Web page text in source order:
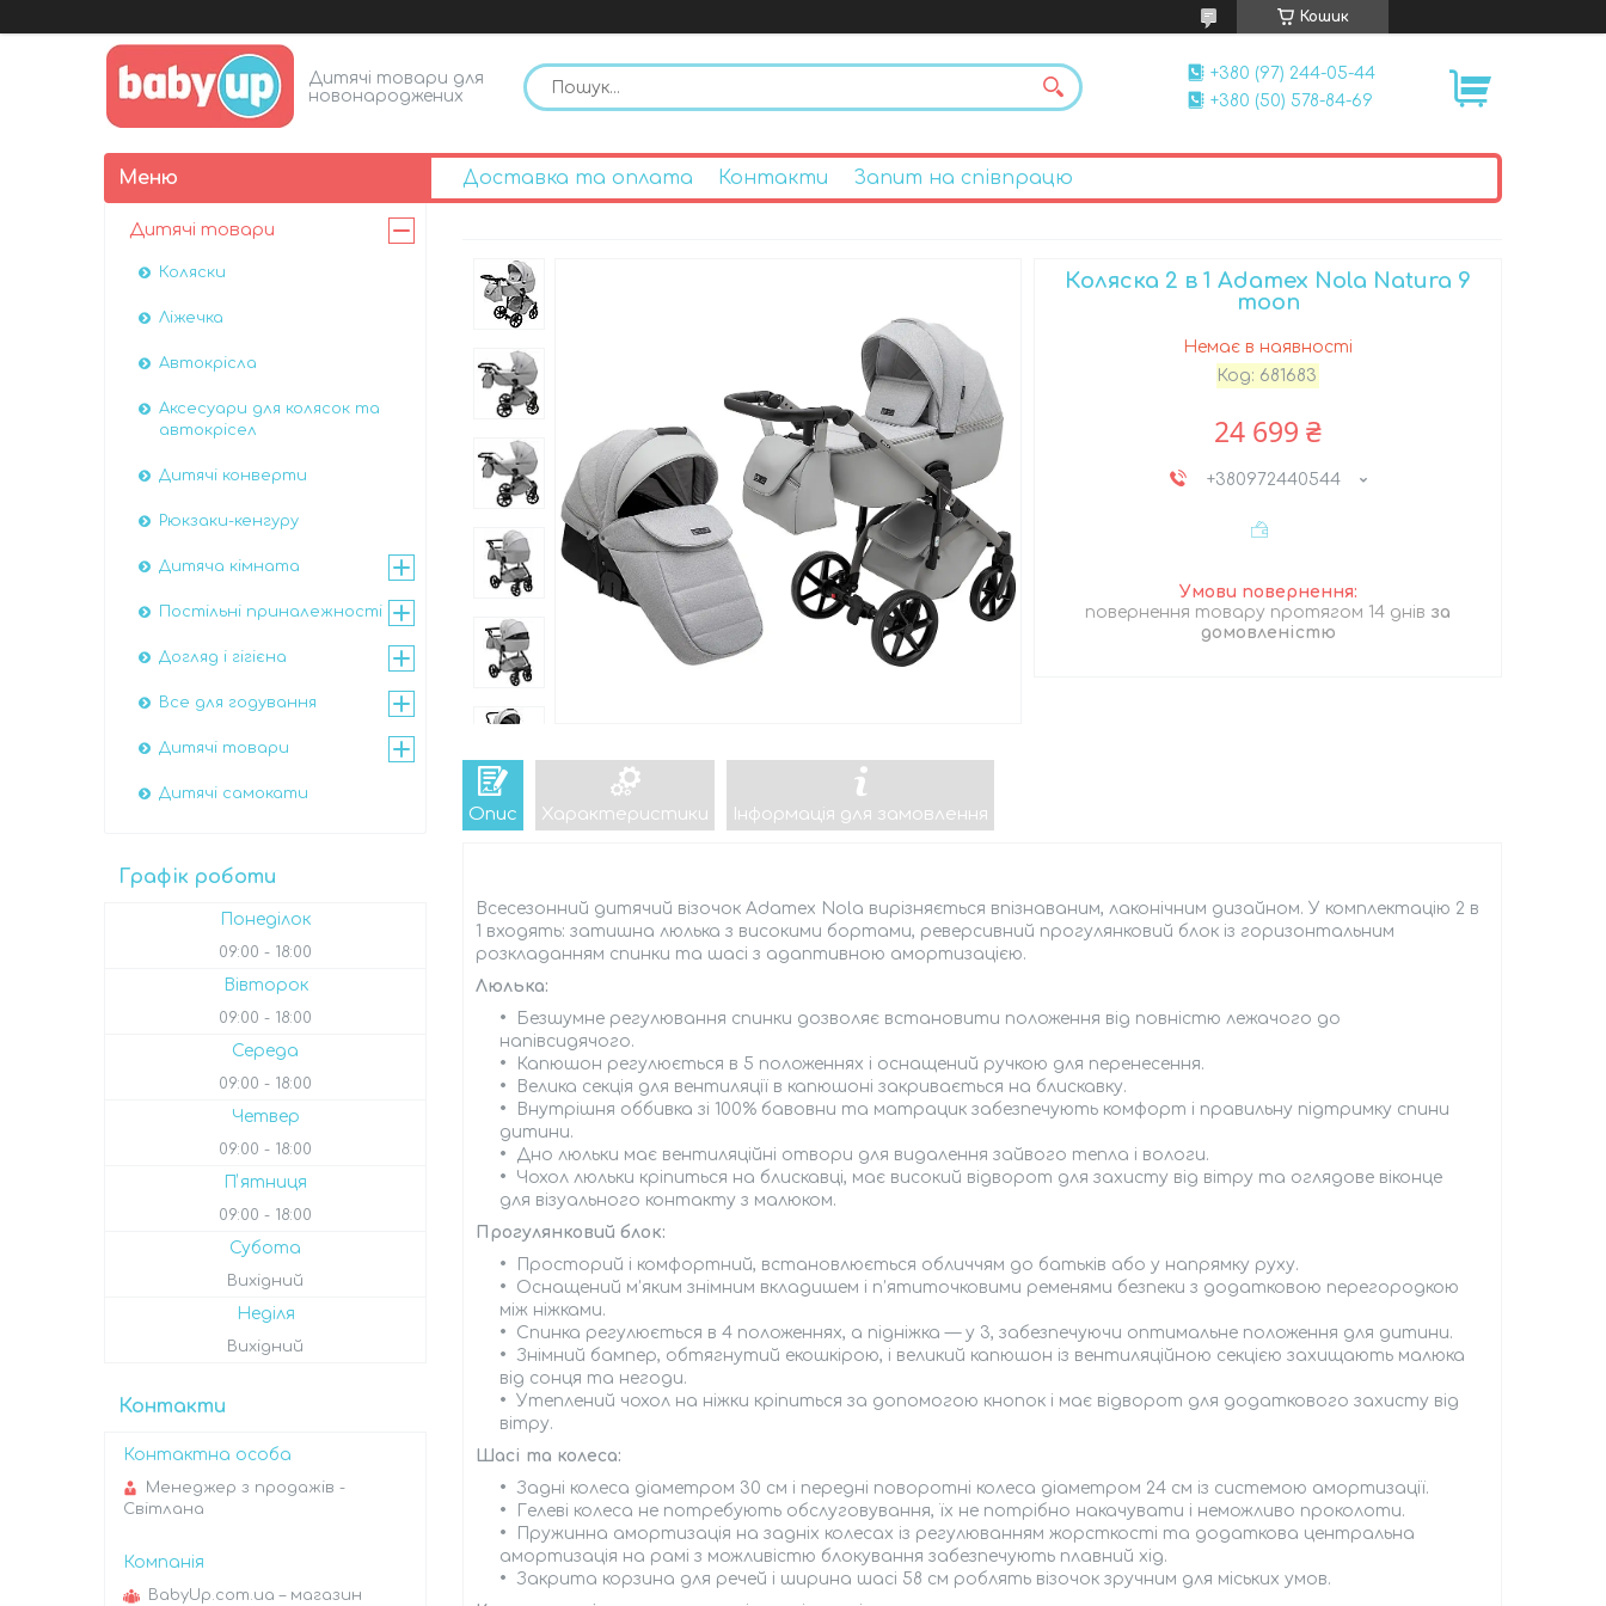
Кошик
Дитячі товари для
новонароджених
+380 (97) 244-05-44
+380 (50) 578-84-69
Доставка та оплата Контакти Запит на співпрацю
Коляска 2 в 1 Adamex Nola Natura 9
moon
Немає в наявності
Код: 681683
24 699 ₴
+380972440544
повернення товару протягом 14 днів за
домовленістю
Опис Характеристики Інформація для замовлення
Всесезонний дитячий візочок Adamex Nola вирізняється впізнаваним, лаконічним дизайном. У комплектацію 2 в
1 входять: затишна люлька з високими бортами, реверсивний прогулянковий блок із горизонтальним
розкладанням спинки та шасі з адаптивною амортизацією.
Люлька:
Безшумне регулювання спинки дозволяє встановити положення від повністю лежачого до
напівсидячого.
Капюшон регулюється в 5 положеннях і оснащений ручкою для перенесення.
Велика секція для вентиляції в капюшоні закривається на блискавку.
Внутрішня оббивка зі 100% бавовни та матрацик забезпечують комфорт і правильну підтримку спини
дитини.
Дно люльки має вентиляційні отвори для видалення зайвого тепла і вологи.
Чохол люльки кріпиться на блискавці, має високий відворот для захисту від вітру та оглядове віконце
для візуального контакту з малюком.
Прогулянковий блок:
Просторий і комфортний, встановлюється обличчям до батьків або у напрямку руху.
Оснащений м’яким знімним вкладишем і п’ятиточковими ременями безпеки з додатковою перегородкою
між ніжками.
Спинка регулюється в 4 положеннях, а підніжка — у 3, забезпечуючи оптимальне положення для дитини.
Знімний бампер, обтягнутий екошкірою, і великий капюшон із вентиляційною секцією захищають малюка
від сонця та негоди.
Утеплений чохол на ніжки кріпиться за допомогою кнопок і має відворот для додаткового захисту від
вітру.
Шасі та колеса:
Задні колеса діаметром 30 см і передні поворотні колеса діаметром 24 см із системою амортизації.
Гелеві колеса не потребують обслуговування, їх не потрібно накачувати і неможливо проколоти.
Пружинна амортизація на задніх колесах із регулюванням жорсткості та додаткова центральна
амортизація на рамі з можливістю блокування забезпечують плавний хід.
Закрита корзина для речей і ширина шасі 58 см роблять візочок зручним для міських умов.
Дитячі товари
Коляски
Ліжечка
Автокрісла
Аксесуари для колясок та
автокрісел
Дитячі конверти
Рюкзаки-кенгуру
Дитяча кімната
Постільні приналежності
Догляд і гігієна
Все для годування
Дитячі товари
Дитячі самокати
Графік роботи
Понеділок
09:00 18:00
Вівторок
09:00 18:00
Середа
09:00 18:00
Четвер
09:00 18:00
Пʼятниця
09:00 18:00
Субота
Вихідний
Неділя
Вихідний
Контакти
Менеджер з продажів -
Світлана
BabyUp.com.ua – магазин